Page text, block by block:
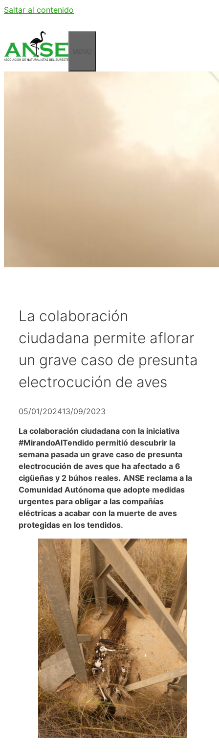
Saltar al contenido
La colaboración
ciudadana permite aflorar
un grave caso de presunta
electrocución de aves
05/01/202413/09/2023
La colaboración ciudadana con la iniciativa
#MirandoAlTendido permitió descubrir la
semana pasada un grave caso de presunta
electrocución de aves que ha afectado a 6
cigüeñas y 2 búhos reales. ANSE reclama a la
Comunidad Autónoma que adopte medidas
urgentes para obligar a las compañías
eléctricas a acabar con la muerte de aves
protegidas en los tendidos.